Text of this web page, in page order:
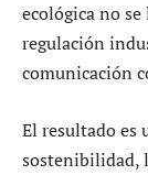
ecológica no
regulación
comunicación
El resultado es
sostenibilidad,